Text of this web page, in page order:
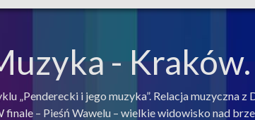
-
„Penderecki i jego muzyka”. Relacja muzyczna
finale – Pieśń Wawelu – wielkie widowisko nad